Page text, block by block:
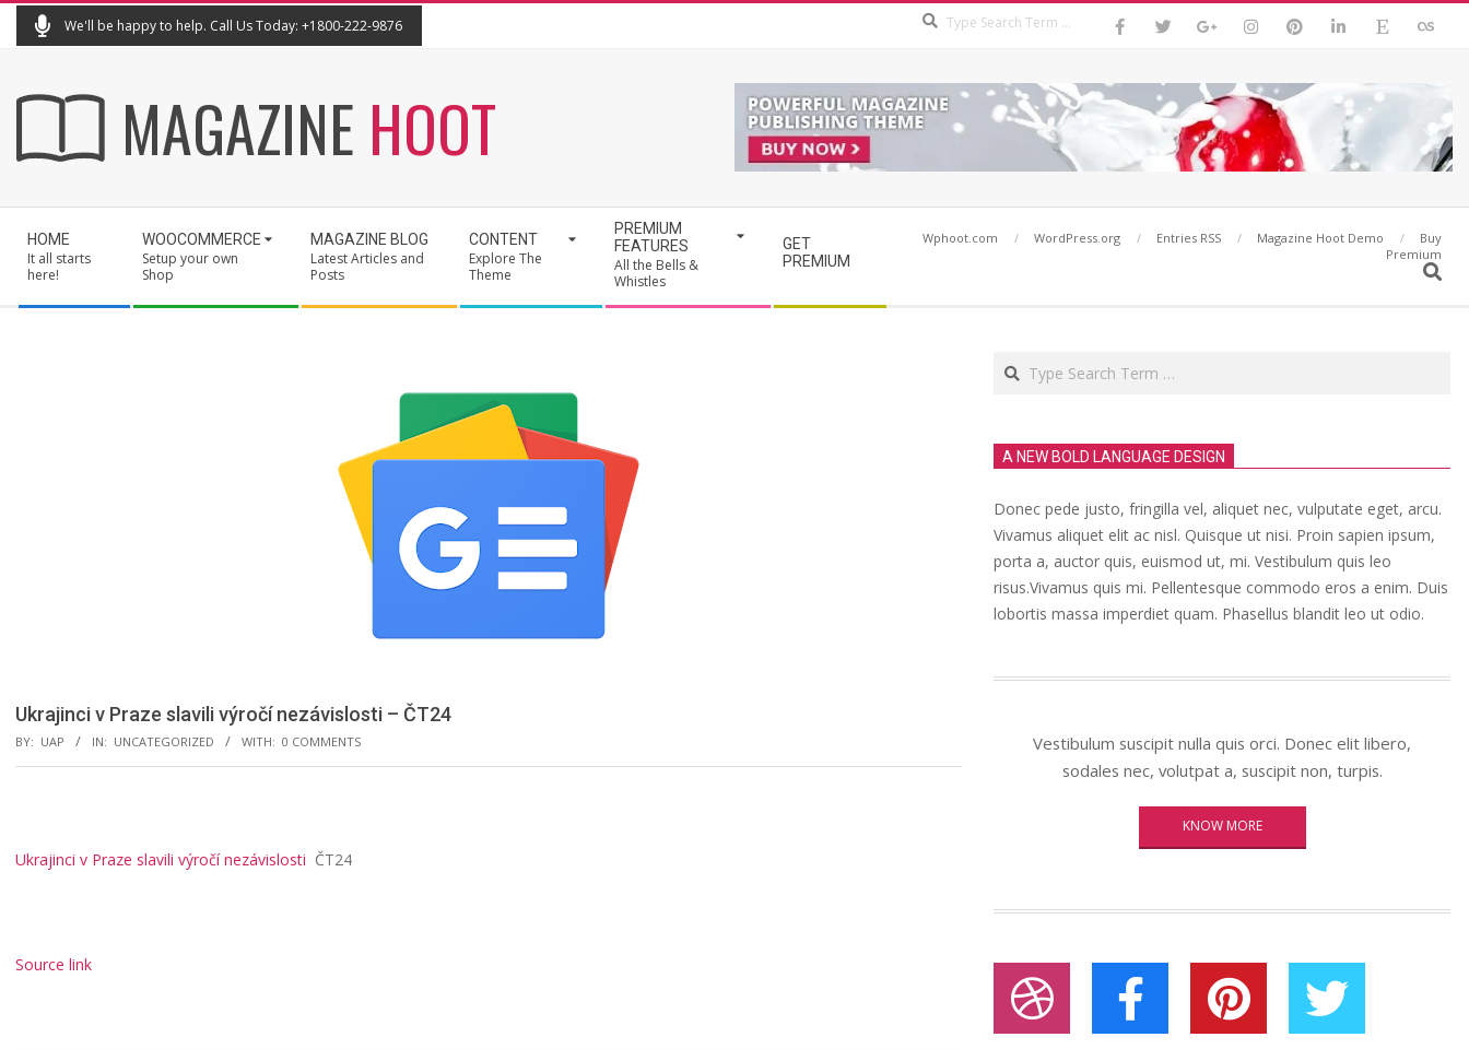
We'll be happy to help. Call Us Today: +1800-222-9876
MAGAZINE HOOT
Navigation
Menu
HOME
It all starts
here!
WOOCOMMERCE
Setup your own
Shop
MAGAZINE BLOG
Latest Articles and
Posts
CONTENT
Explore The
Theme
PREMIUM
FEATURES
All the Bells &
Whistles
GET
PREMIUM
Wphoot.com WordPress.org Entries RSS Magazine Hoot Demo
Buy
Premium
Search
Ukrajinci v Praze slavili výročí nezávislosti – ČT24
BY: UAP IN: UNCATEGORIZED WITH: 0 COMMENTS
Ukrajinci v Praze slavili výročí nezávislosti ČT24
Source link
Search
A NEW BOLD LANGUAGE DESIGN
Donec pede justo, fringilla vel, aliquet nec, vulputate eget, arcu.
Vivamus aliquet elit ac nisl. Quisque ut nisi. Proin sapien ipsum,
porta a, auctor quis, euismod ut, mi. Vestibulum quis leo
risus.Vivamus quis mi. Pellentesque commodo eros a enim. Duis
lobortis massa imperdiet quam. Phasellus blandit leo ut odio.
Vestibulum suscipit nulla quis orci. Donec elit libero,
sodales nec, volutpat a, suscipit non, turpis.
KNOW MORE